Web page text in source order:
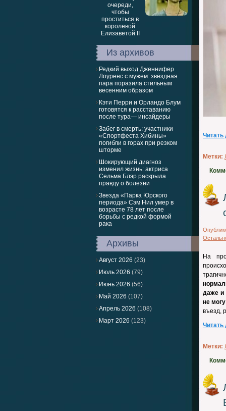
Из архивов
Редкий выход Дженнифер
Лоуренс с мужем: звёздная
пара поразила стильным
весенним образом
Кэти Перри и Орландо Блум
готовятся к расставанию
после тура— инсайдеры
Забег в смерть: участники
«Спортфеста Хибины»
погибли в горах при резком
шторме
Шокирующий диагноз
изменил жизнь: актриса
Сельма Блэр раскрыла
правду о болезни
Звезда «Парка Юрского
периода» Сэм Нил умер в
возрасте 78 лет после
борьбы с редкой формой
рака
Архивы
Август 2026 (23)
Июль 2026 (79)
Июнь 2026 (56)
Май 2026 (107)
Апрель 2026 (108)
Март 2026 (123)
Метки:
На
даже и
не
въезд,
Метки: